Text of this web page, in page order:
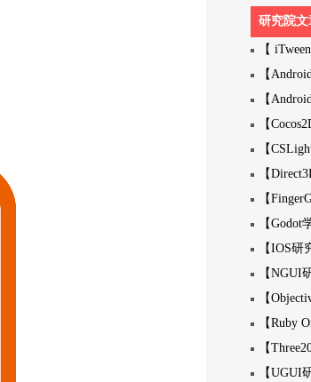
研究院文
【
【
【
【
【
【
【
【Godot
【IOS研
【NGUI
【
【Ruby
【
【UGUI